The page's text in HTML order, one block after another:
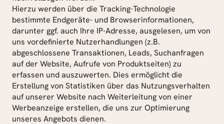
Hierzu werden über die Tracking-Technologie
bestimmte Endgeräte- und Browserinformationen,
darunter ggf. auch Ihre IP-Adresse, ausgelesen, um von
uns vordefinierte Nutzerhandlungen (z.B.
abgeschlossene Transaktionen, Leads, Suchanfragen
auf der Website, Aufrufe von Produktseiten) zu
erfassen und auszuwerten. Dies ermöglicht die
Erstellung von Statistiken über das Nutzungsverhalten
auf unserer Website nach Weiterleitung von einer
Werbeanzeige erstellen, die uns zur Optimierung
unseres Angebots dienen.